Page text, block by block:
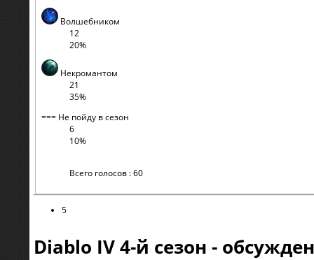
Волшебником
12
20%
Некромантом
21
35%
=== Не пойду в сезон
6
10%
Всего голосов : 60
5
Diablo IV 4-й сезон -